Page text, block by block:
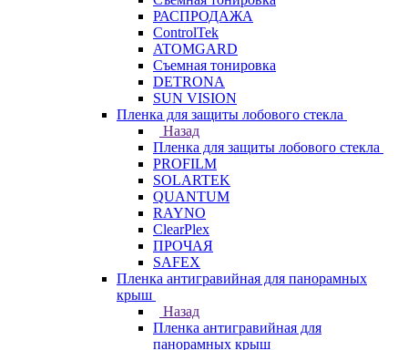
РАСПРОДАЖА
ControlTek
ATOMGARD
Съемная тонировка
DETRONA
SUN VISION
Пленка для защиты лобового стекла
Назад
Пленка для защиты лобового стекла
PROFILM
SOLARTEK
QUANTUM
RAYNO
ClearPlex
ПРОЧАЯ
SAFEX
Пленка антигравийная для панорамных
крыш
Назад
Пленка антигравийная для
панорамных крыш